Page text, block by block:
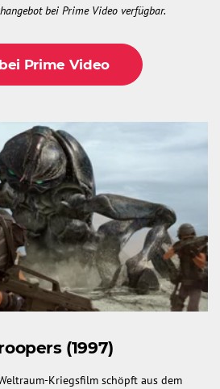
bei Prime Video verfügbar.
Prime Video
(1997)
Kriegsfilm schöpft aus dem